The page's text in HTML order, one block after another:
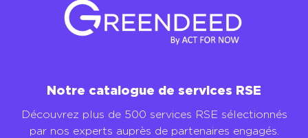
Notre catalogue de services RSE
Découvrez plus de 500 services RSE sélectionnés
par nos experts auprès de partenaires engagés.